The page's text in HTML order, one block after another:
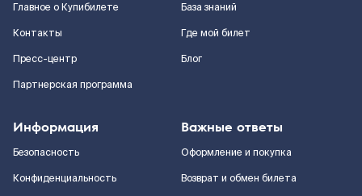
Главное о Купибилете
Контакты
Пресс-центр
Партнерская программа
База знаний
Где мой билет
Блог
Информация
Безопасность
Конфиденциальность
Важные ответы
Оформление и покупка
Возврат и обмен билета